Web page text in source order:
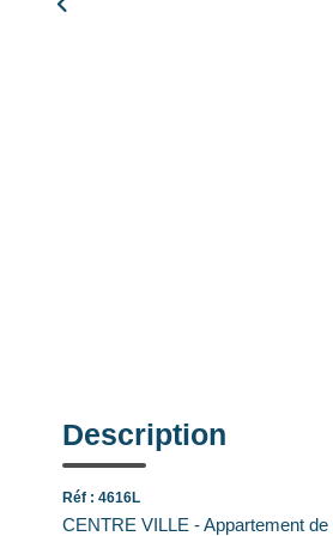
Description
Réf : 4616L
CENTRE VILLE - Appartement